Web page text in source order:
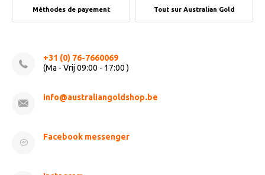
Méthodes de payement Tout sur Australian Gold
+31 (0) 76-7660069
(Ma - Vrij 09:00 - 17:00 )
info@australiangoldshop.be
Facebook messenger